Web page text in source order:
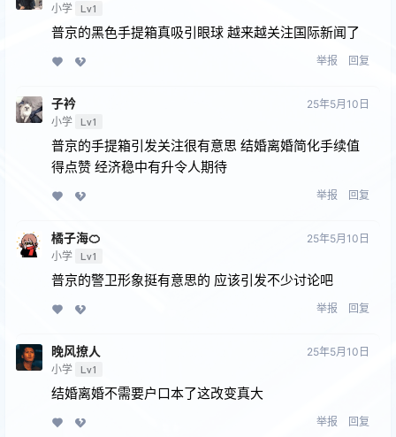
小学 Lv1
普京的黑色手提箱真吸引眼球 越来越关注国际新闻了
举报 回复
子衿
小学 Lv1
25年5月10日
普京的手提箱引发关注很有意思 结婚离婚简化手续值
得点赞 经济稳中有升令人期待
举报 回复
橘子海🍊
小学 Lv1
25年5月10日
普京的警卫形象挺有意思的 应该引发不少讨论吧
举报 回复
晚风撩人
小学 Lv1
25年5月10日
结婚离婚不需要户口本了这改变真大
举报 回复